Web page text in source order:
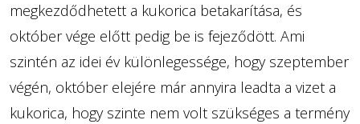
megkezdődhetett a kukorica betakarítása, és
október vége előtt pedig be is fejeződött. Ami
szintén az idei év különlegessége, hogy szeptember
végén, október elejére már annyira leadta a vizet a
kukorica, hogy szinte nem volt szükséges a termény